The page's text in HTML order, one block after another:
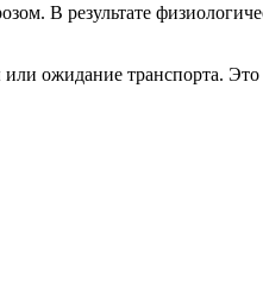
В результате
или ожидание транспорта.